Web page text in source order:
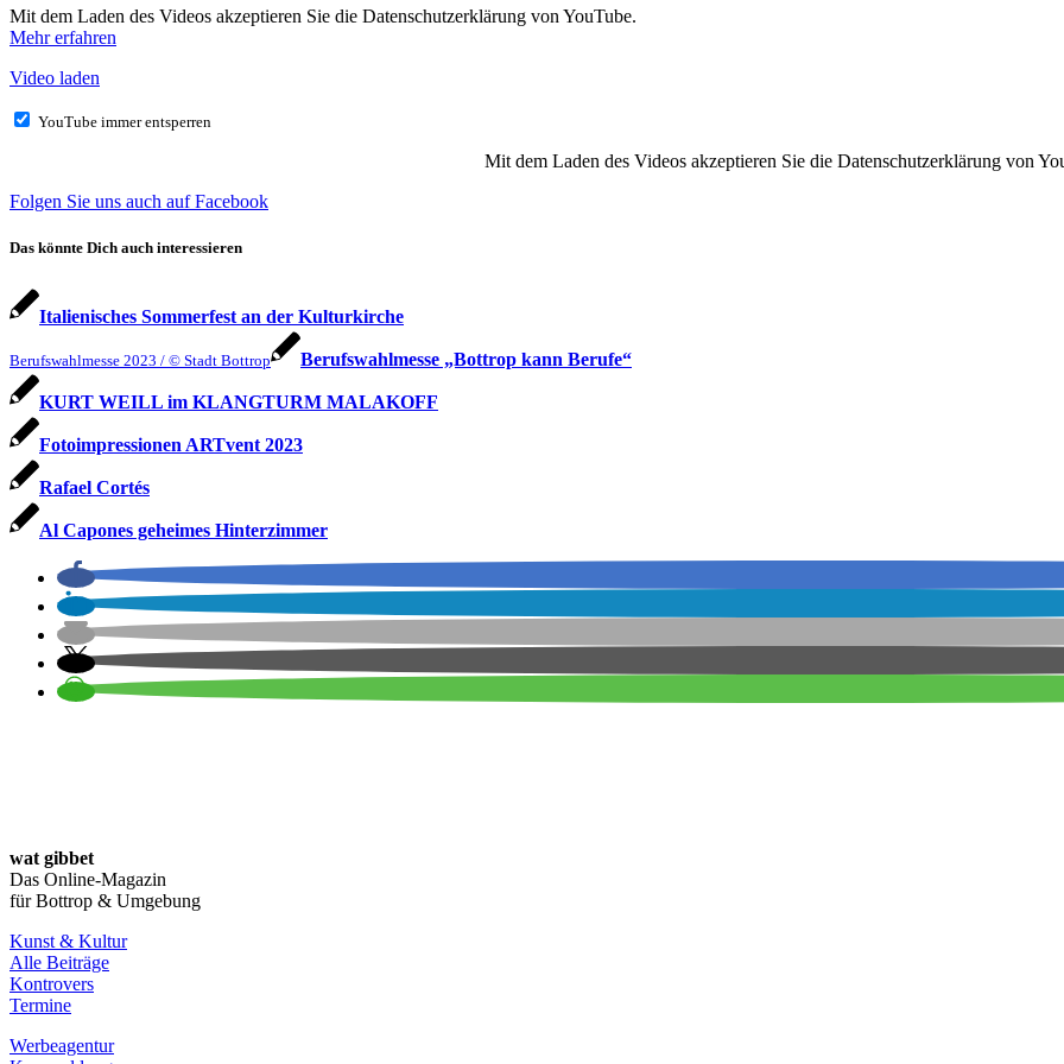
Mit dem Laden des Videos akzeptieren Sie die Datenschutzerklärung von YouTube.
Mehr erfahren
Video laden
YouTube immer entsperren
Mit dem Laden des Videos akzeptieren Sie die Datenschutzerklärung von
Folgen Sie uns auch auf Facebook
Das könnte Dich auch interessieren
Italienisches Sommerfest an der Kulturkirche
Berufswahlmesse 2023 / © Stadt Bottrop Berufswahlmesse „Bottrop kann Berufe“
KURT WEILL im KLANGTURM MALAKOFF
Fotoimpressionen ARTvent 2023
Rafael Cortés
Al Capones geheimes Hinterzimmer
wat gibbet
Das Online-Magazin
für Bottrop & Umgebung
Kunst & Kultur
Alle Beiträge
Kontrovers
Termine
Werbeagentur